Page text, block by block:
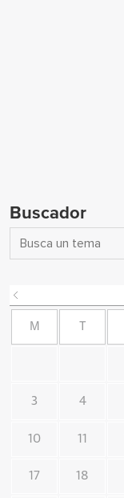
Buscador
M
3 4
10 11
17 18